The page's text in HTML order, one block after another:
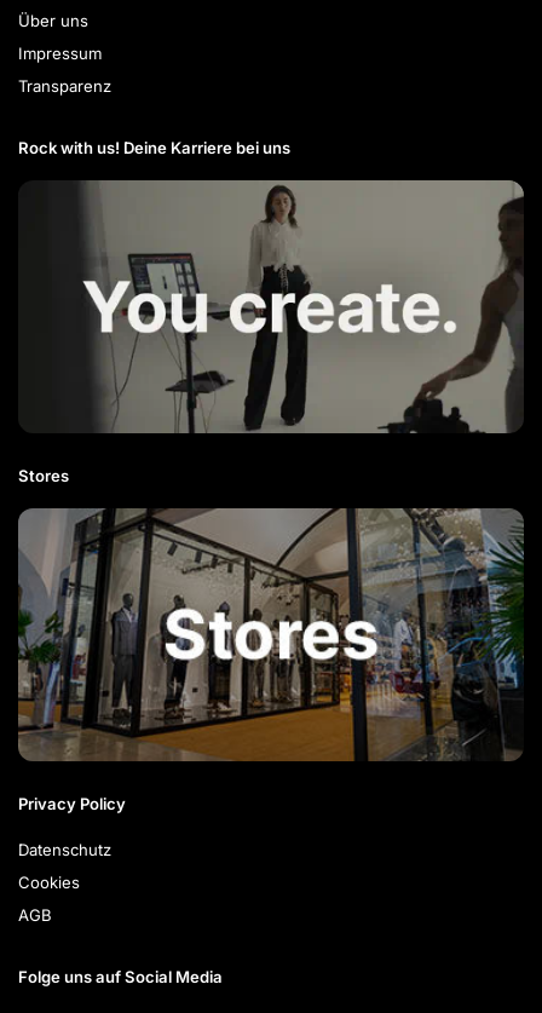
Über uns
Impressum
Transparenz
Rock with us! Deine Karriere bei uns​
Stores
Privacy Policy
Datenschutz
Cookies
AGB
Folge uns auf Social Media